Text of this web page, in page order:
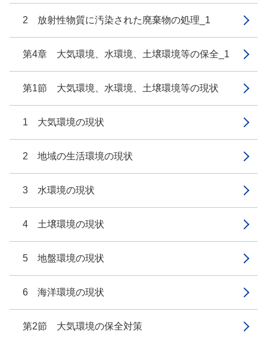
2 放射性物質に汚染された廃棄物の処理_1
第4章 大気環境、水環境、土壌環境等の保全_1
第1節 大気環境、水環境、土壌環境等の現状
1 大気環境の現状
2 地域の生活環境の現状
3 水環境の現状
4 土壌環境の現状
5 地盤環境の現状
6 海洋環境の現状
第2節 大気環境の保全対策